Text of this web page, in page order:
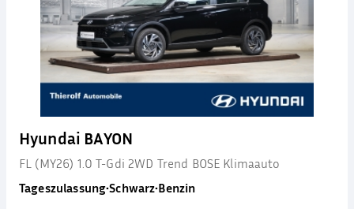
Hyundai BAYON
FL (MY26) 1.0 T-Gdi 2WD Trend BOSE Klimaauto
Tageszulassung•Schwarz•Benzin